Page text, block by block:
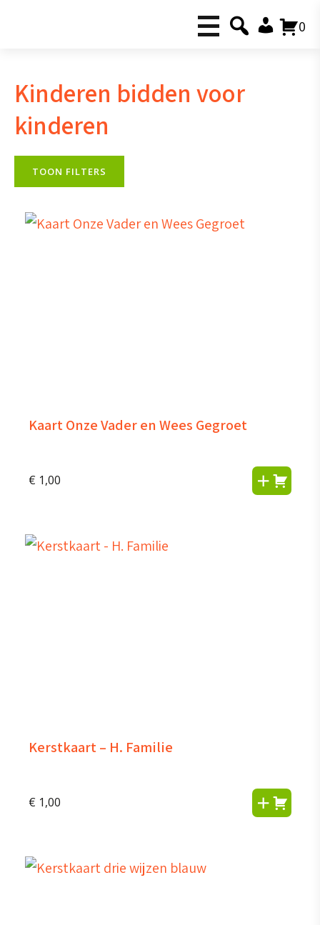
0
Kinderen bidden voor
kinderen
TOON FILTERS
Kaart Onze Vader en Wees Gegroet
€ 1,00
Kerstkaart – H. Familie
€ 1,00